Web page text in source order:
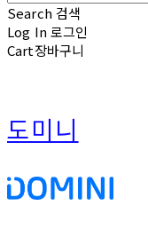
Search 검색
Log In로그인
Cart장바구니
도미니